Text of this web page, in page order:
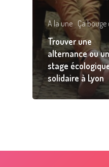
A la une Ça
Trouver une
alternance ou un
stage
solidaire à Lyon